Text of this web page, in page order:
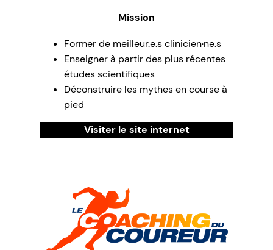
Mission
Former de meilleur.e.s clinicien·ne.s
Enseigner à partir des plus récentes
études scientifiques
Déconstruire les mythes en course à
pied
Visiter le site internet